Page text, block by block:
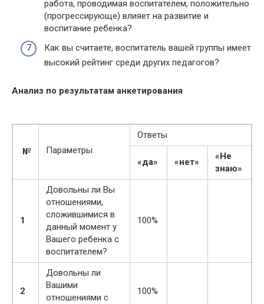
работа, проводимая воспитателем, положительно
(прогрессирующе) влияет на развитие и
воспитание ребенка?
Как вы считаете, воспитатель вашей группы имеет
высокий рейтинг среди других педагогов?
Анализ по результатам анкетирования
№ Параметры
Ответы
«да» «нет»
«Не
знаю»
1
Довольны ли Вы
отношениями,
сложившимися в
данный момент у
Вашего ребенка с
воспитателем?
100%
2
Довольны ли
Вашими
отношениями с
100%